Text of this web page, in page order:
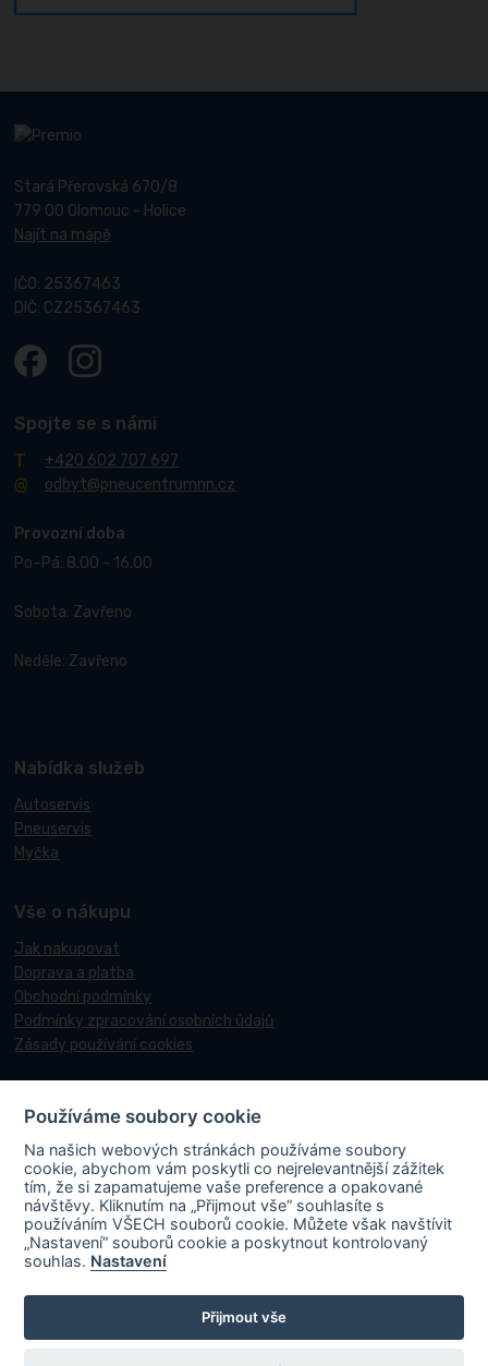
Stará Přerovská 670/8
779 00 Olomouc - Holice
Najít na mapě
IČO: 25367463
DIČ: CZ25367463
Spojte se s námi
+420 602 707 697
odbyt@pneucentrumnn.cz
Provozní doba
Po–Pá: 8.00 - 16.00
Sobota: Zavřeno
Neděle: Zavřeno
Nabídka služeb
Autoservis
Pneuservis
Myčka
Vše o nákupu
Jak nakupovat
Doprava a platba
Obchodní podmínky
Podmínky zpracování osobních údajů
Zásady používání cookies
© 2017-2026 Pneucentrum N&N.
Webové stránky realizovalMatosoft.
PNEUCENTRUM N & N s. r. o.
ve spolupráci s Ministerstvem průmyslu a
„FVE-PNEUCENTRUM NN-OLOMOUC“, rgč.
CZ.31.3.0/0.0/0.0/22_001/0006195. Projekt je spolufinancován
Evropskou unií. V rámci projektu byla na střechu místa podnikání
Používáme soubory cookie
Na našich webových stránkách používáme soubory
cookie, abychom vám poskytli co nejrelevantnější zážitek
tím, že si zapamatujeme vaše preference a opakované
návštěvy. Kliknutím na „Přijmout vše“ souhlasíte s
používáním VŠECH souborů cookie. Můžete však navštívit
„Nastavení“ souborů cookie a poskytnout kontrolovaný
souhlas. Nastavení
Přijmout vše